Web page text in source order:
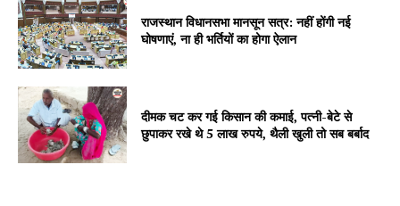
My account
राजस्थान विधानसभा मानसून सत्र: नहीं होंगी नई
घोषणाएं, ना ही भर्तियों का होगा ऐलान
दीमक चट कर गई किसान की कमाई, पत्नी-बेटे से
छुपाकर रखे थे 5 लाख रुपये, थैली खुली तो सब बर्बाद